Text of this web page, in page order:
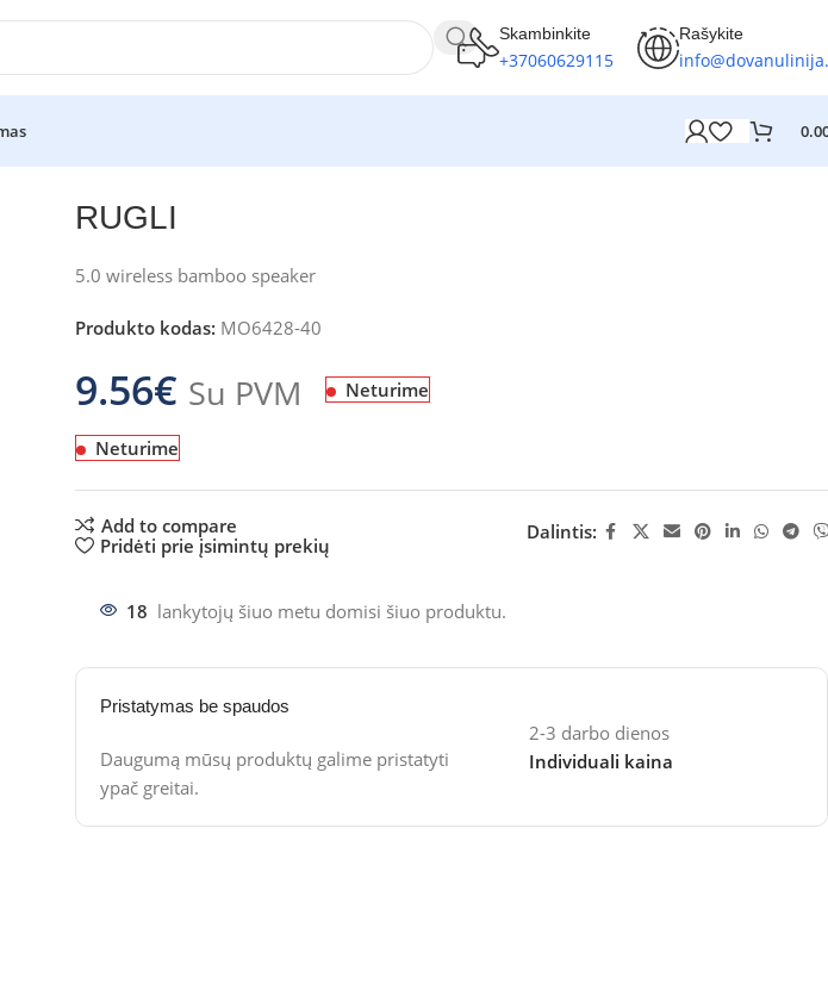
Skambinkite
+37060629115
Rašykite
RUGLI
5.0 wireless bamboo speaker
Produkto kodas: MO6428-40
9.56€ Su PVM Neturime
Neturime
Add to compare
Pridėti prie įsimintų prekių
Dalintis:
18 lankytojų šiuo metu domisi šiuo produktu.
Pristatymas be spaudos
Daugumą mūsų produktų galime pristatyti
ypač greitai.
2-3 darbo dienos
Individuali kaina